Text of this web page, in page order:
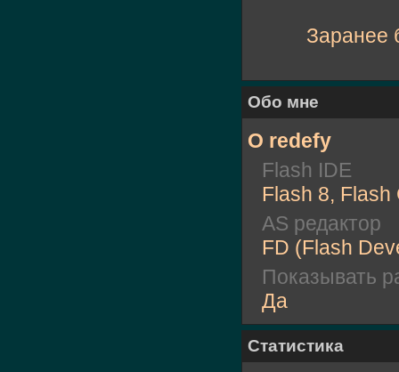
Заранее
Обо мне
О redefy
Flash IDE
Flash 8, Flash
AS редактор
FD (Flash
Показывать
Да
Статистика